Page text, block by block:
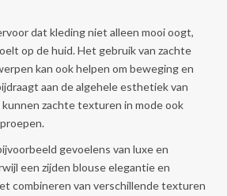
dat kleding niet alleen mooi oogt,
op de huid. Het gebruik van zachte
kan ook helpen om beweging en
aan de algehele esthetiek van
zachte texturen in mode ook
gevoelens van luxe en
een zijden blouse elegantie en
combineren van verschillende texturen